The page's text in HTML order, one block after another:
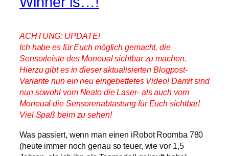
ACHTUNG: UPDATE!
Ich habe es für Euch möglich gemacht, die
Sensorleiste des Moneual sichtbar zu machen.
Hierzu gibt es in dieser aktualisierten Blogpost-
Variante nun ein neu eingebettetes Video! Damit sind
nun sowohl vom Neato die Laser- als auch vom
Moneual die Sensorenabtastung für Euch sichtbar!
Viel Spaß beim zu sehen!
Was passiert, wenn man einen iRobot Roomba 780
(heute immer noch genau so teuer, wie vor 1,5